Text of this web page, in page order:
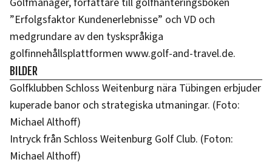
”Erfolgsfaktor Kundenerlebnisse” och VD och
medgrundare av den tyskspråkiga
golfinnehållsplattformen www.golf-and-travel.de.
BILDER
Golfklubben Schloss Weitenburg nära Tübingen erbjuder
kuperade banor och strategiska utmaningar. (Foto:
Michael Althoff)
Intryck från Schloss Weitenburg Golf Club. (Foton:
Michael Althoff)